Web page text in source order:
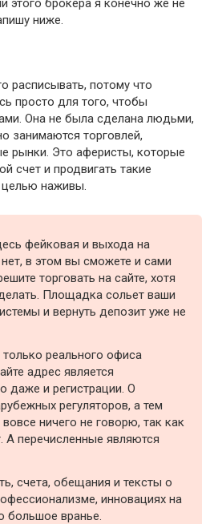
этого брокера я конечно же не
ниже.
расписывать, потому что
просто для того, чтобы
Она не была сделана людьми,
занимаются торговлей,
рынки. Это аферисты, которые
счет и продвигать такие
наживы.
фейковая и выхода на
в этом вы сможете и сами
торговать на сайте, хотя
Площадка сольет ваши
и вернуть депозит уже не
реального офиса
адрес является
даже и регистрации. О
регуляторов, а тем
ничего не говорю, так как
А перечисленные являются
счета, обещания и тексты о
инновациях на
большое вранье.